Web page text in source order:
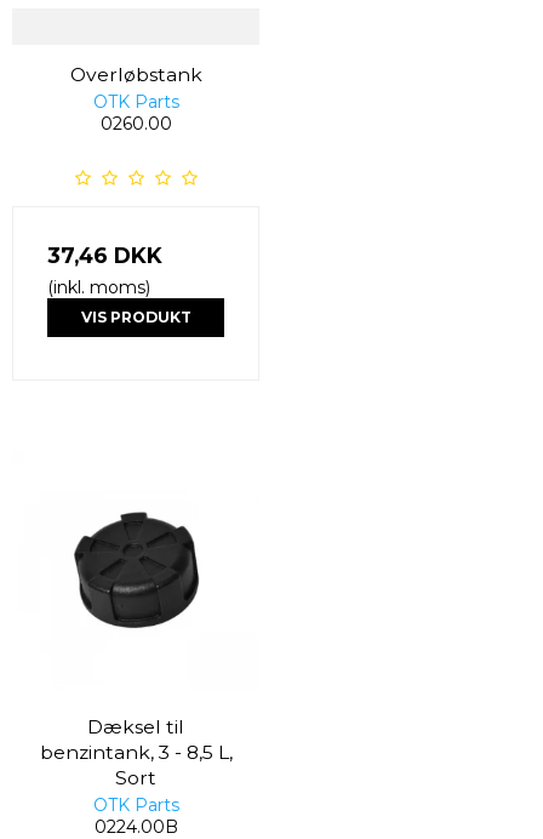
Overløbstank
OTK Parts
0260.00
37,46 DKK
(inkl. moms)
VIS PRODUKT
Dæksel til
benzintank, 3 - 8,5 L,
Sort
OTK Parts
0224.00B